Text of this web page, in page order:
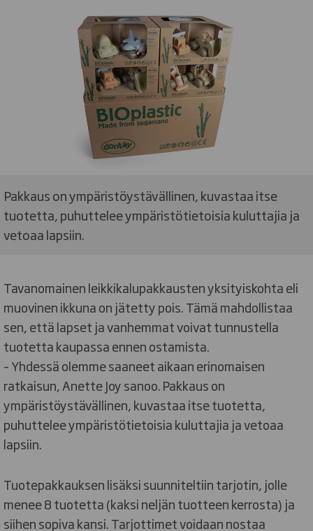
Pakkaus on ympäristöystävällinen, kuvastaa itse
tuotetta, puhuttelee ympäristötietoisia kuluttajia ja
vetoaa lapsiin.
Tavanomainen leikkikalupakkausten yksityiskohta eli
muovinen ikkuna on jätetty pois. Tämä mahdollistaa
sen, että lapset ja vanhemmat voivat tunnustella
tuotetta kaupassa ennen ostamista.
– Yhdessä olemme saaneet aikaan erinomaisen
ratkaisun, Anette Joy sanoo. Pakkaus on
ympäristöystävällinen, kuvastaa itse tuotetta,
puhuttelee ympäristötietoisia kuluttajia ja vetoaa
lapsiin.
Tuotepakkauksen lisäksi suunniteltiin tarjotin, jolle
menee 8 tuotetta (kaksi neljän tuotteen kerrosta) ja
siihen sopiva kansi. Tarjottimet voidaan nostaa